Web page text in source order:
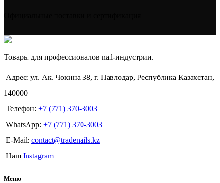
Товары для профессионалов nail-индустрии.
Адрес: ул. Ак. Чокина 38, г. Павлодар, Республика Казахстан,
140000
Телефон: +7 (771) 370-3003
WhatsApp: +7 (771) 370-3003
E-Mail: contact@tradenails.kz
Наш Instagram
Меню